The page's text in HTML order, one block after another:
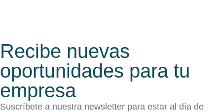
Recibe nuevas
oportunidades para tu
empresa
Suscríbete a nuestra newsletter para estar al día de